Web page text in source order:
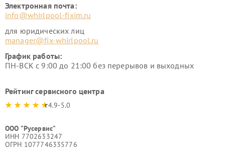
Электронная почта:
info@whirlpool-fixim.ru
для юридических лиц
manager@fix-whirlpool.ru
График работы:
ПН-ВСК с 9:00 до 21:00 без перерывов и выходных
Рейтинг сервисного центра
4.9-5.0
ООО "Русервис"
ИНН 7702633247
ОГРН 1077746335776